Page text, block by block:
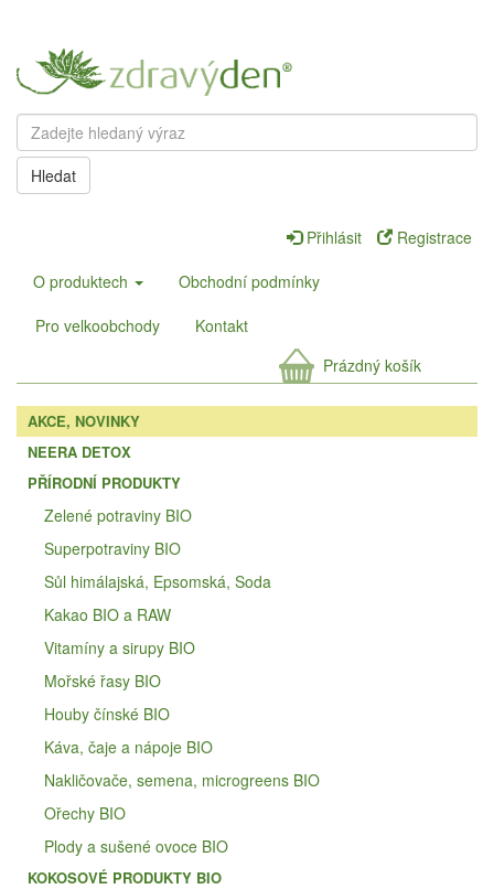
Hledat
Přihlásit
Registrace
O produktech
Obchodní podmínky
Pro velkoobchody
Kontakt
Prázdný košík
AKCE, NOVINKY
NEERA DETOX
PŘÍRODNÍ PRODUKTY
Zelené potraviny BIO
Superpotraviny BIO
Sůl himálajská, Epsomská, Soda
Kakao BIO a RAW
Vitamíny a sirupy BIO
Mořské řasy BIO
Houby čínské BIO
Káva, čaje a nápoje BIO
Nakličovače, semena, microgreens BIO
Ořechy BIO
Plody a sušené ovoce BIO
KOKOSOVÉ PRODUKTY BIO